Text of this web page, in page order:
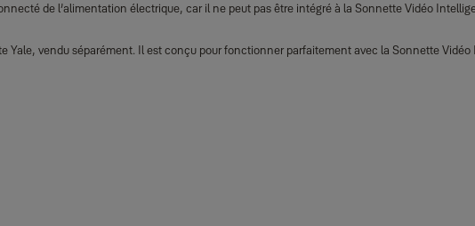
de l’alimentation électrique, car il ne peut pas être intégré à la Sonnette Vidéo
Yale, vendu séparément. Il est conçu pour fonctionner parfaitement avec la Sonnette